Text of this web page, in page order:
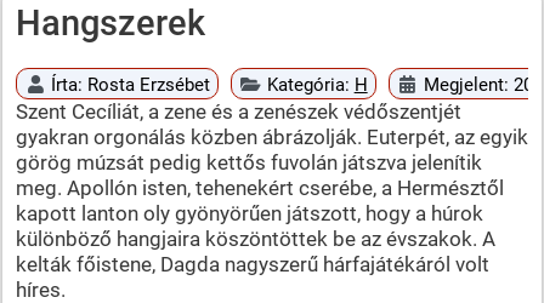
Hangszerek
Írta: Rosta Erzsébet Kategória: H Megjelent:
Szent Cecíliát, a zene és a zenészek védőszentjét
gyakran orgonálás közben ábrázolják. Euterpét, az egyik
görög múzsát pedig kettős fuvolán játszva jelenítik
meg. Apollón isten, tehenekért cserébe, a Hermésztől
kapott lanton oly gyönyörűen játszott, hogy a húrok
különböző hangjaira köszöntöttek be az évszakok. A
kelták főistene, Dagda nagyszerű hárfajátékáról volt
híres.